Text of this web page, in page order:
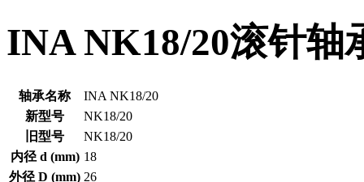
INA NK18/20滚针轴
轴承名称
INA NK18/20
新型号
NK18/20
旧型号
NK18/20
内径 d (mm) 18
外径 D (mm) 26